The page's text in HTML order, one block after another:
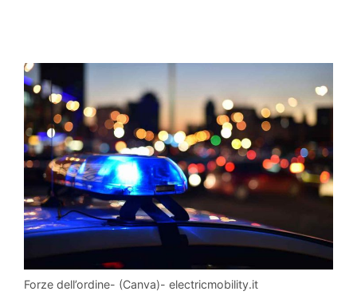
Forze dell’ordine- (Canva)- electricmobility.it